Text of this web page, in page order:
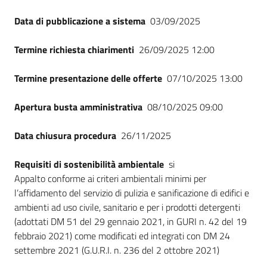
Data di pubblicazione a sistema 03/09/2025
Termine richiesta chiarimenti 26/09/2025 12:00
Termine presentazione delle offerte 07/10/2025 13:00
Apertura busta amministrativa 08/10/2025 09:00
Data chiusura procedura 26/11/2025
Requisiti di sostenibilità ambientale si
Appalto conforme ai criteri ambientali minimi per
l’affidamento del servizio di pulizia e sanificazione di edifici e
ambienti ad uso civile, sanitario e per i prodotti detergenti
(adottati DM 51 del 29 gennaio 2021, in GURI n. 42 del 19
febbraio 2021) come modificati ed integrati con DM 24
settembre 2021 (G.U.R.I. n. 236 del 2 ottobre 2021)